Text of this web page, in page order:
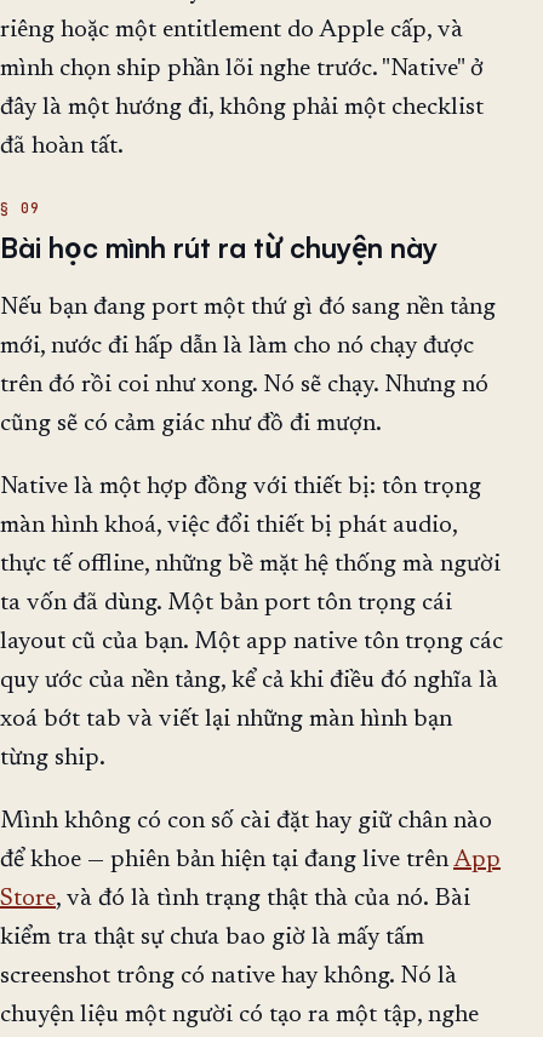
riêng hoặc một entitlement do Apple cấp, và
mình chọn ship phần lõi nghe trước. "Native" ở
đây là một hướng đi, không phải một checklist
đã hoàn tất.
Bài học mình rút ra từ chuyện này
Nếu bạn đang port một thứ gì đó sang nền tảng
mới, nước đi hấp dẫn là làm cho nó chạy được
trên đó rồi coi như xong. Nó sẽ chạy. Nhưng nó
cũng sẽ có cảm giác như đồ đi mượn.
Native là một hợp đồng với thiết bị: tôn trọng
màn hình khoá, việc đổi thiết bị phát audio,
thực tế offline, những bề mặt hệ thống mà người
ta vốn đã dùng. Một bản port tôn trọng cái
layout cũ của bạn. Một app native tôn trọng các
quy ước của nền tảng, kể cả khi điều đó nghĩa là
xoá bớt tab và viết lại những màn hình bạn
từng ship.
Mình không có con số cài đặt hay giữ chân nào
để khoe — phiên bản hiện tại đang live trênApp
Store, và đó là tình trạng thật thà của nó. Bài
kiểm tra thật sự chưa bao giờ là mấy tấm
screenshot trông có native hay không. Nó là
chuyện liệu một người có tạo ra một tập, nghe